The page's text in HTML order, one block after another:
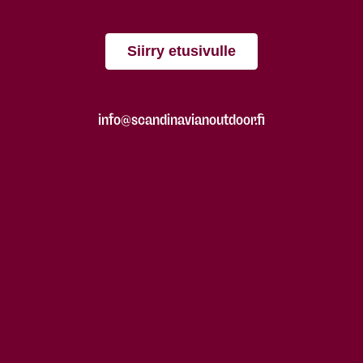
Siirry etusivulle
info@scandinavianoutdoor.fi